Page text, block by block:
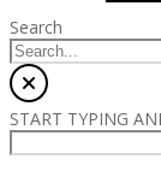
Search
START TYPING